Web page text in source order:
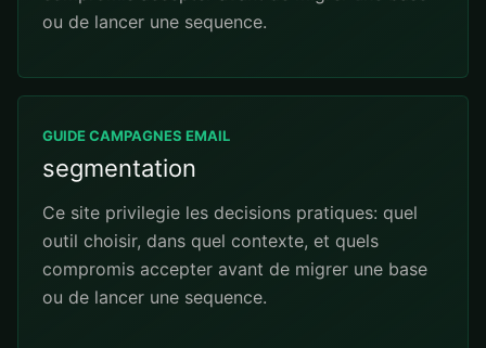
ou de lancer une sequence.
GUIDE CAMPAGNES EMAIL
segmentation
Ce site privilegie les decisions pratiques: quel
outil choisir, dans quel contexte, et quels
compromis accepter avant de migrer une base
ou de lancer une sequence.